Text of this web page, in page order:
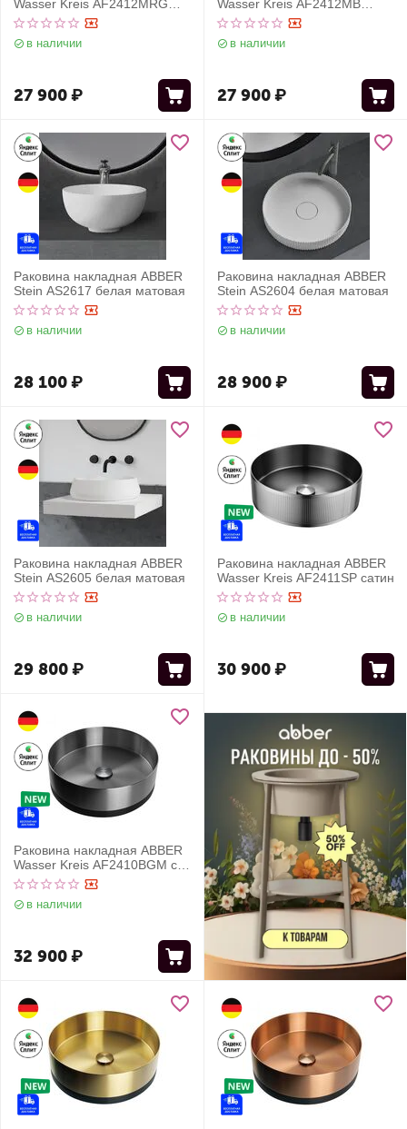
Wasser Kreis AF2412MRG
розовое золото матовое
в наличии
27 900₽
Wasser Kreis AF2412MB
черная матовая
в наличии
27 900₽
Раковина накладная ABBER
Stein AS2617 белая матовая
в наличии
28 100₽
Раковина накладная ABBER
Stein AS2604 белая матовая
в наличии
28 900₽
Раковина накладная ABBER
Stein AS2605 белая матовая
в наличии
29 800₽
Раковина накладная ABBER
Wasser Kreis AF2411SP сатин
в наличии
30 900₽
Раковина накладная ABBER
Wasser Kreis AF2410BGM с
черным основанием,
оружейная сталь
в наличии
32 900₽